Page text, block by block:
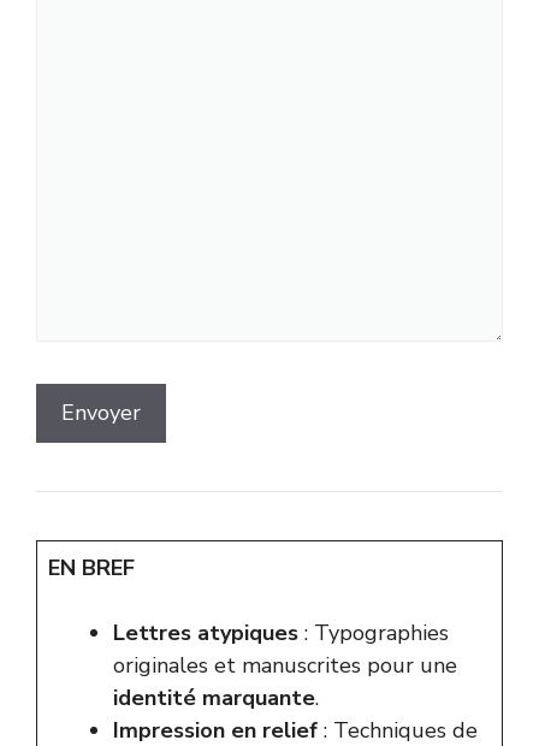
EN BREF
Lettres atypiques : Typographies
originales et manuscrites pour une
identité marquante.
Impression en relief : Techniques de